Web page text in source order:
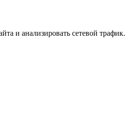
и анализировать сетевой трафик.